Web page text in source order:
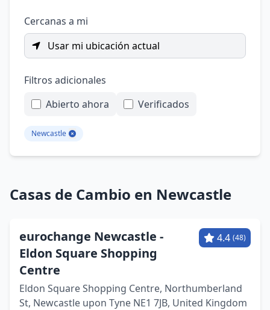
Cercanas a mi
Usar mi ubicación actual
Filtros adicionales
Abierto ahora
Verificados
Newcastle
Casas de Cambio en Newcastle
eurochange Newcastle -
Eldon Square Shopping
Centre
4.4 (48)
Eldon Square Shopping Centre, Northumberland
St, Newcastle upon Tyne NE1 7JB, United Kingdom